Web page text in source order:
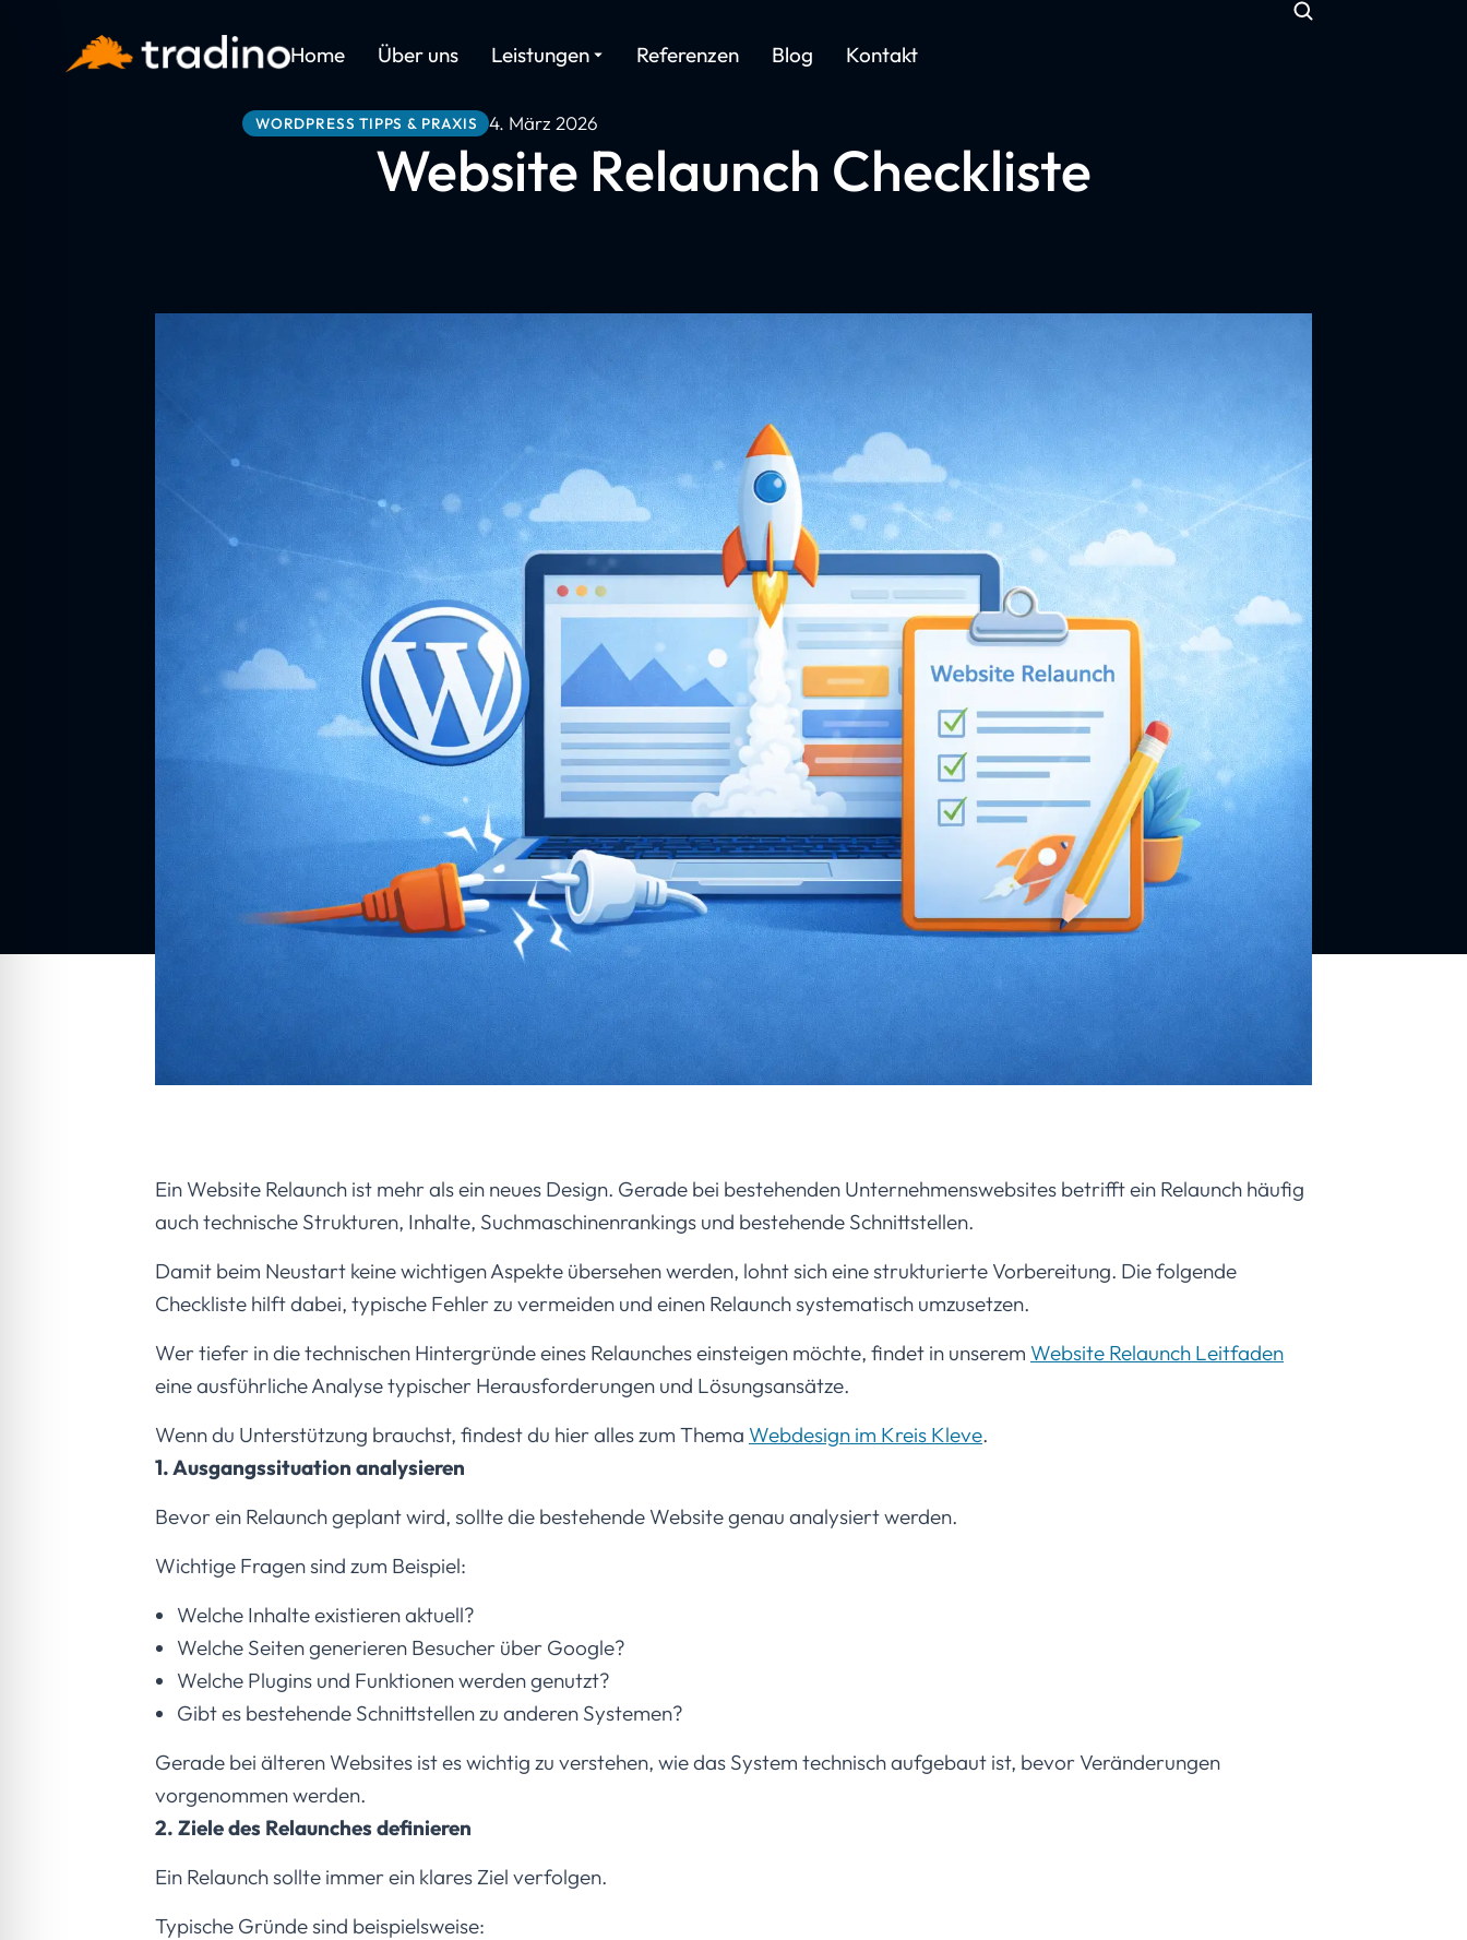
Home Über uns Leistungen Referenzen Blog Kontakt
WORDPRESS TIPPS & PRAXIS 4. März 2026
Website Relaunch Checkliste
Ein Website Relaunch ist mehr als ein neues Design. Gerade bei bestehenden Unternehmenswebsites betrifft ein Relaunch häufig
auch technische Strukturen, Inhalte, Suchmaschinenrankings und bestehende Schnittstellen.
Damit beim Neustart keine wichtigen Aspekte übersehen werden, lohnt sich eine strukturierte Vorbereitung. Die folgende
Checkliste hilft dabei, typische Fehler zu vermeiden und einen Relaunch systematisch umzusetzen.
Wer tiefer in die technischen Hintergründe eines Relaunches einsteigen möchte, findet in unserem Website Relaunch Leitfaden
eine ausführliche Analyse typischer Herausforderungen und Lösungsansätze.
Wenn du Unterstützung brauchst, findest du hier alles zum Thema Webdesign im Kreis Kleve.
1. Ausgangssituation analysieren
Bevor ein Relaunch geplant wird, sollte die bestehende Website genau analysiert werden.
Wichtige Fragen sind zum Beispiel:
Welche Inhalte existieren aktuell?
Welche Seiten generieren Besucher über Google?
Welche Plugins und Funktionen werden genutzt?
Gibt es bestehende Schnittstellen zu anderen Systemen?
Gerade bei älteren Websites ist es wichtig zu verstehen, wie das System technisch aufgebaut ist, bevor Veränderungen
vorgenommen werden.
2. Ziele des Relaunches definieren
Ein Relaunch sollte immer ein klares Ziel verfolgen.
Typische Gründe sind beispielsweise: